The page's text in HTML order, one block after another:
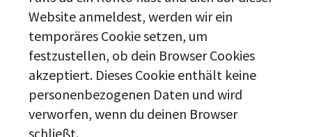
Website anmeldest, werden wir ein
temporäres Cookie setzen, um
festzustellen, ob dein Browser Cookies
akzeptiert. Dieses Cookie enthält keine
personenbezogenen Daten und wird
verworfen, wenn du deinen Browser
schließt.